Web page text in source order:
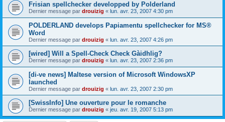
Frisian spellchecker developped by Polderland
Dernier message par drouizig « lun. avr. 23, 2007 4:30 pm
POLDERLAND develops Papiamentu spellchecker for MS®
Word
Dernier message par drouizig « lun. avr. 23, 2007 4:26 pm
[wired] Will a Spell-Check Check Gàidhlig?
Dernier message par drouizig « lun. avr. 23, 2007 2:36 pm
[di-ve news] Maltese version of Microsoft WindowsXP
launched
Dernier message par drouizig « lun. avr. 23, 2007 2:30 pm
[SwissInfo] Une ouverture pour le romanche
Dernier message par drouizig « jeu. avr. 19, 2007 5:13 pm